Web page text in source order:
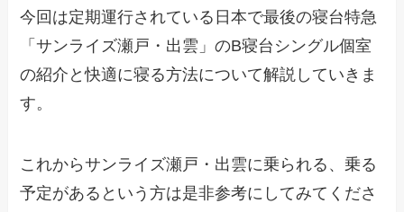
今回は定期運行されている日本で最後の寝台特急
「サンライズ瀬戸・出雲」のB寝台シングル個室
の紹介と快適に寝る方法について解説していきま
す。
これからサンライズ瀬戸・出雲に乗られる、乗る
予定があるという方は是非参考にしてみてくださ